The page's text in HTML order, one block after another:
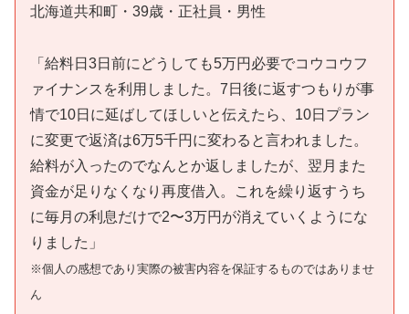
北海道共和町・39歳・正社員・男性
「給料日3日前にどうしても5万円必要でコウコウフ
ァイナンスを利用しました。7日後に返すつもりが事
情で10日に延ばしてほしいと伝えたら、10日プラン
に変更で返済は6万5千円に変わると言われました。
給料が入ったのでなんとか返しましたが、翌月また
資金が足りなくなり再度借入。これを繰り返すうち
に毎月の利息だけで2〜3万円が消えていくようにな
りました」
※個人の感想であり実際の被害内容を保証するものではありませ
ん